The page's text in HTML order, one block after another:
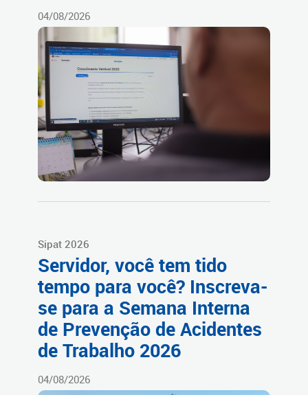
04/08/2026
Sipat 2026
Servidor, você tem tido
tempo para você? Inscreva-
se para a Semana Interna
de Prevenção de Acidentes
de Trabalho 2026
04/08/2026